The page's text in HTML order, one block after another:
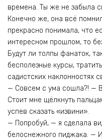
времена. Ты же не забыла
Конечно же, она всё
прекрасно понимала, что
интересном прошлом, то
Будут ли толпы фанаток,
бесполезные курсы,
садистских наклонностях
— Совсем с ума сошла?! —
Стоит мне щёлкнуть
успев сказать «извини».
— Попробуй, — я сделала
белоснежного пиджака. —